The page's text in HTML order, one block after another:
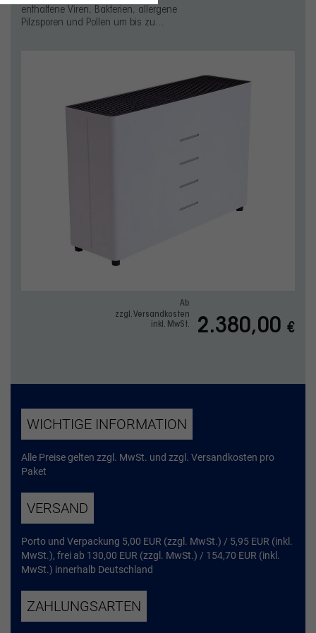
enthaltene Viren, Bakterien, allergene
Pilzsporen und Pollen um bis zu...
Ab
zzgl. Versandkosten
inkl. MwSt.
2.380,00 €
WICHTIGE INFORMATION
Alle Preise gelten zzgl. MwSt. und zzgl. Versandkosten pro
Paket
VERSAND
Porto und Verpackung 5,00 EUR (zzgl. MwSt.) / 5,95 EUR (inkl.
MwSt.), frei ab 130,00 EUR (zzgl. MwSt.) / 154,70 EUR (inkl.
MwSt.) innerhalb Deutschland
ZAHLUNGSARTEN